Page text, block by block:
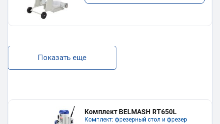
Показать еще
Комплект BELMASH RT650L
Комплект: фрезерный стол и фрезер